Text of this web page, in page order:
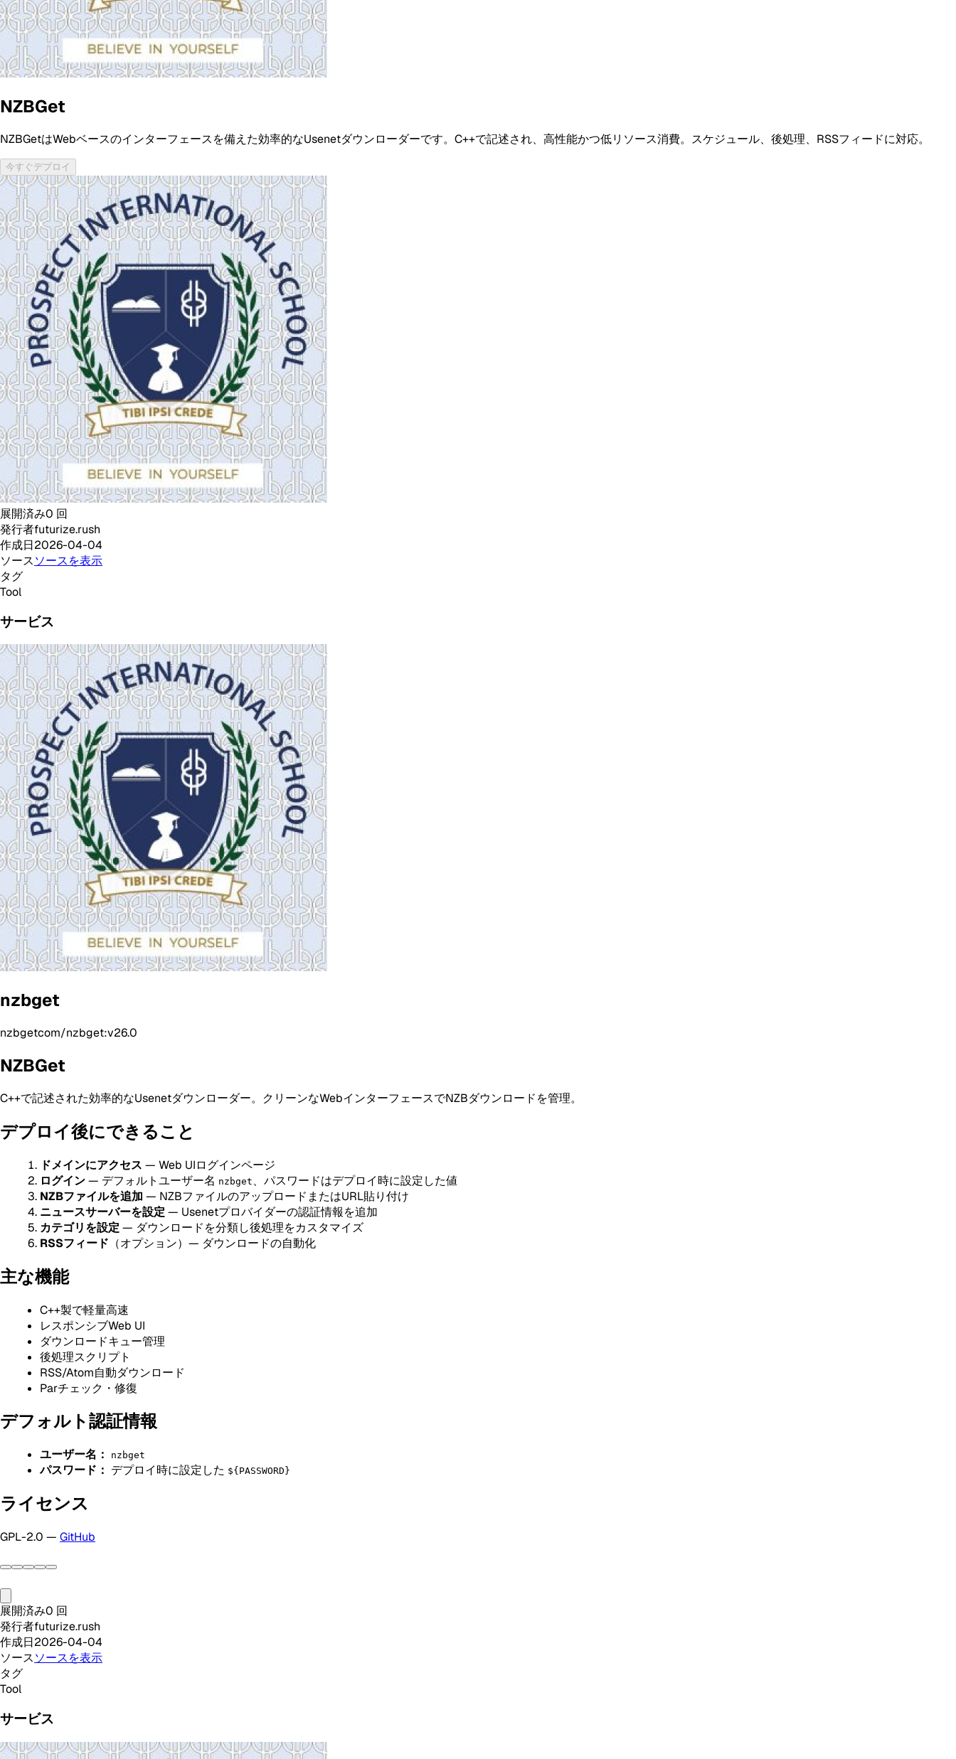
NZBGet
NZBGetはWebベースのインターフェースを備えた効率的なUsenetダウンローダーです。C++で記述され、高性能かつ低リソース消費。スケジュール、後処理、RSSフィードに対応。
今すぐデプロイ
展開済み0 回
発行者futurize.rush
作成日2026-04-04
ソースソースを表示
タグ
Tool
サービス
nzbget
nzbgetcom/nzbget:v26.0
NZBGet
C++で記述された効率的なUsenetダウンローダー。クリーンなWebインターフェースでNZBダウンロードを管理。
デプロイ後にできること
ドメインにアクセス — Web UIログインページ
ログイン— デフォルトユーザー名 nzbget 、パスワードはデプロイ時に設定した値
NZBファイルを追加 — NZBファイルのアップロードまたはURL貼り付け
ニュースサーバーを設定 — Usenetプロバイダーの認証情報を追加
カテゴリを設定 — ダウンロードを分類し後処理をカスタマイズ
RSSフィード （オプション）— ダウンロードの自動化
主な機能
C++製で軽量高速
レスポンシブWeb UI
ダウンロードキュー管理
後処理スクリプト
RSS/Atom自動ダウンロード
Parチェック・修復
デフォルト認証情報
ユーザー名： nzbget
パスワード： デプロイ時に設定した ${PASSWORD}
ライセンス
GPL-2.0 — GitHub
展開済み0 回
発行者futurize.rush
作成日2026-04-04
ソースソースを表示
タグ
Tool
サービス